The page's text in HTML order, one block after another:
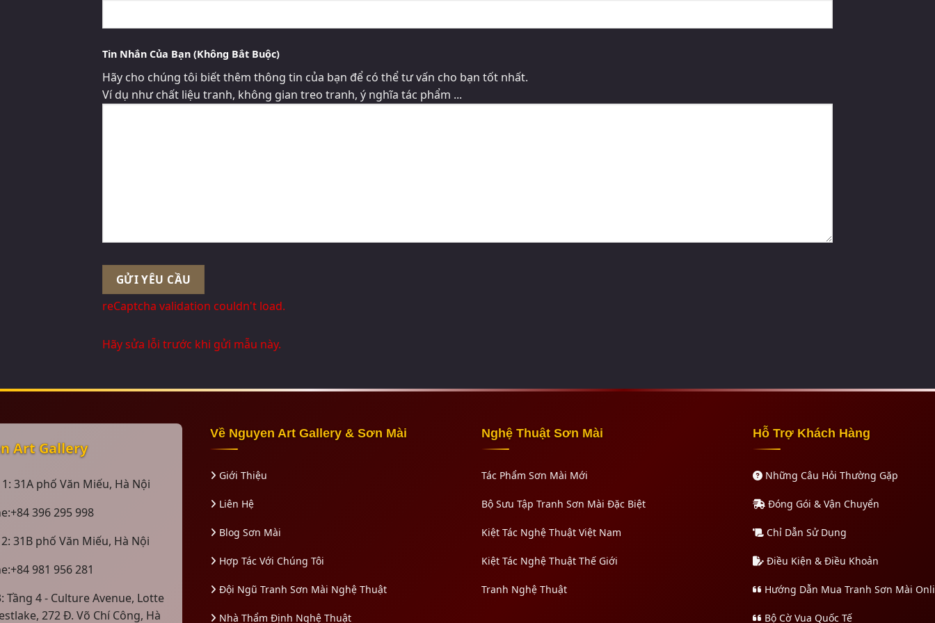
Tin Nhắn Của Bạn (Không Bắt Buộc)
Hãy cho chúng tôi biết thêm thông tin của bạn để có thể tư vấn cho bạn tốt nhất.
Ví dụ như chất liệu tranh, không gian treo tranh, ý nghĩa tác phẩm ...
reCaptcha validation couldn't load.
Hãy sửa lỗi trước khi gửi mẫu này.
Art Gallery
1: 31A phố Văn Miếu, Hà Nội
396 295 998
31B phố Văn Miếu, Hà Nội
981 956 281
Tầng 4 - Culture Avenue, Lotte
272 Đ. Võ Chí Công, Hà
Về Nguyen Art Gallery & Sơn Mài
Giới Thiệu
Liên Hệ
Blog Sơn Mài
Hợp Tác Với Chúng Tôi
Đội Ngũ Tranh Sơn Mài Nghệ Thuật
Nhà Thẩm Định Nghệ Thuật
Nghệ Thuật Sơn Mài
Tác Phẩm Sơn Mài Mới
Bộ Sưu Tập Tranh Sơn Mài Đặc Biệt
Kiệt Tác Nghệ Thuật Việt Nam
Kiệt Tác Nghệ Thuật Thế Giới
Tranh Nghệ Thuật
Hỗ Trợ Khách Hàng
Những Câu Hỏi Thường Gặp
Đóng Gói & Vận Chuyển
Chỉ Dẫn Sử Dụng
Điều Kiện & Điều Khoản
Hướng Dẫn Mua Tranh Sơn Mài
Bộ Cờ Vua Quốc Tế